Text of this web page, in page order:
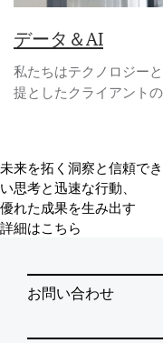
データ＆AI
私たちはテクノロジー
提としたクライアント
未来を拓く洞察と信頼で
い思考と迅速な行動、
優れた成果を生み出す
詳細はこちら
お問い合わせ